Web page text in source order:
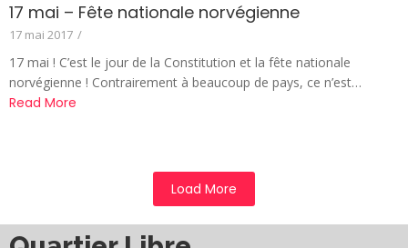
17 mai – Fête nationale norvégienne
17 mai 2017 /
17 mai ! C’est le jour de la Constitution et la fête nationale
norvégienne ! Contrairement à beaucoup de pays, ce n’est…
Read More
Load More